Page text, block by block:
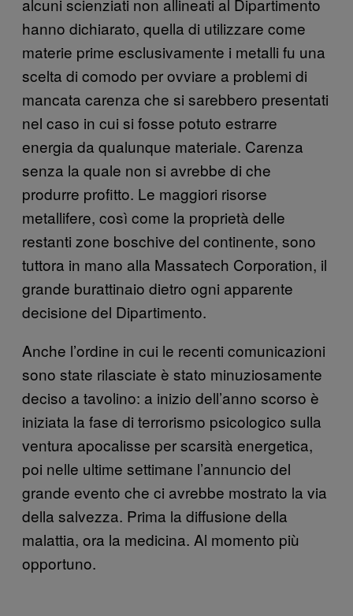
hanno dichiarato, quella di utilizzare come
materie prime esclusivamente i metalli fu una
scelta di comodo per ovviare a problemi di
mancata carenza che si sarebbero presentati
nel caso in cui si fosse potuto estrarre
energia da qualunque materiale. Carenza
senza la quale non si avrebbe di che
produrre profitto. Le maggiori risorse
metallifere, così come la proprietà delle
restanti zone boschive del continente, sono
tuttora in mano alla Massatech Corporation, il
grande burattinaio dietro ogni apparente
decisione del Dipartimento.
Anche l’ordine in cui le recenti comunicazioni
sono state rilasciate è stato minuziosamente
deciso a tavolino: a inizio dell’anno scorso è
iniziata la fase di terrorismo psicologico sulla
ventura apocalisse per scarsità energetica,
poi nelle ultime settimane l’annuncio del
grande evento che ci avrebbe mostrato la via
della salvezza. Prima la diffusione della
malattia, ora la medicina. Al momento più
opportuno.